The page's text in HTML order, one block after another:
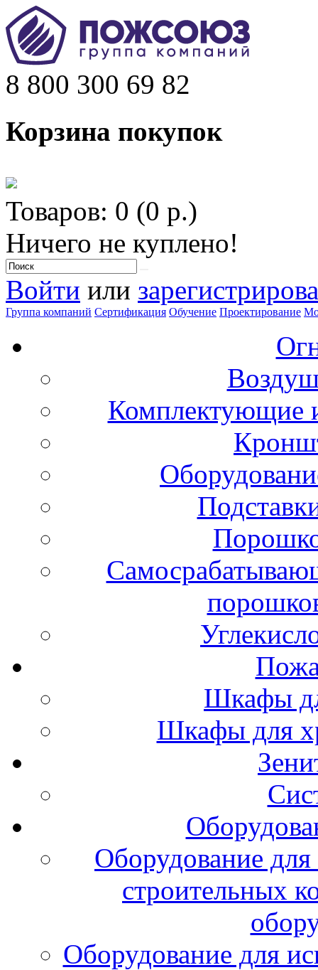
8 800 300 69 82
Корзина покупок
Товаров: 0 (0 р.)
Ничего не куплено!
Войти или
Группа компаний Сертификация Обучение Проектирование
Комплектующие
Шкафы
Шкафы для
Оборудование
строительных
Оборудование для